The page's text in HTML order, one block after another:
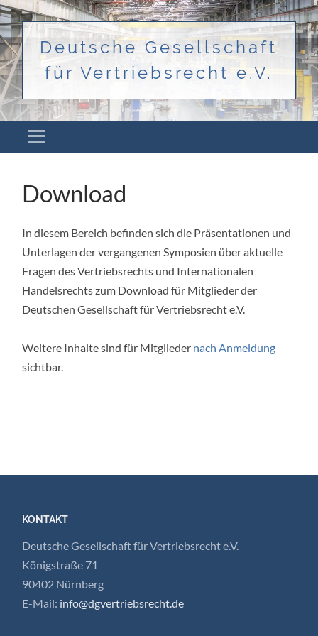
Deutsche Gesellschaft
für Vertriebsrecht e.V.
Download
In diesem Bereich befinden sich die Präsentationen und
Unterlagen der vergangenen Symposien über aktuelle
Fragen des Vertriebsrechts und Internationalen
Handelsrechts zum Download für Mitglieder der
Deutschen Gesellschaft für Vertriebsrecht e.V.
Weitere Inhalte sind für Mitglieder nach Anmeldung
sichtbar.
KONTAKT
Deutsche Gesellschaft für Vertriebsrecht e.V.
Königstraße 71
90402 Nürnberg
E-Mail: info@dgvertriebsrecht.de